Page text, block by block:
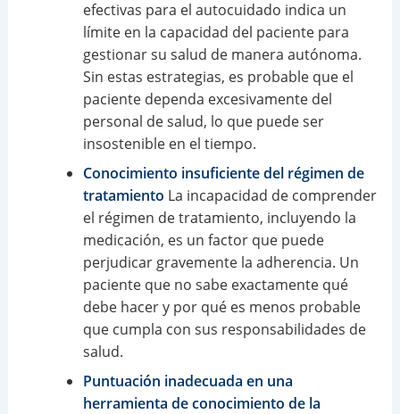
efectivas para el autocuidado indica un
límite en la capacidad del paciente para
gestionar su salud de manera autónoma.
Sin estas estrategias, es probable que el
paciente dependa excesivamente del
personal de salud, lo que puede ser
insostenible en el tiempo.
Conocimiento insuficiente del régimen de
tratamiento La incapacidad de comprender
el régimen de tratamiento, incluyendo la
medicación, es un factor que puede
perjudicar gravemente la adherencia. Un
paciente que no sabe exactamente qué
debe hacer y por qué es menos probable
que cumpla con sus responsabilidades de
salud.
Puntuación inadecuada en una
herramienta de conocimiento de la